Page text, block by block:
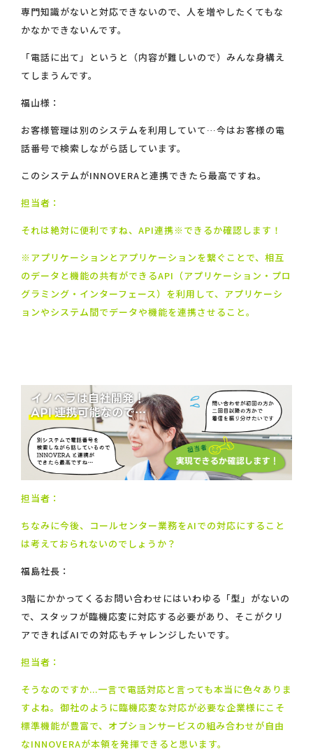
専門知識がないと対応できないので、人を増やしたくてもな
かなかできないんです。
「電話に出て」というと（内容が難しいので）みんな身構え
てしまうんです。
福山様：
お客様管理は別のシステムを利用していて…今はお客様の電
話番号で検索しながら話しています。
このシステムがINNOVERAと連携できたら最高ですね。
担当者：
それは絶対に便利ですね、API連携※できるか確認します！
※アプリケーションとアプリケーションを繋ぐことで、相互
のデータと機能の共有ができるAPI（アプリケーション・プロ
グラミング・インターフェース）を利用して、アプリケーシ
ョンやシステム間でデータや機能を連携させること。
担当者：
ちなみに今後、コールセンター業務をAIでの対応にすること
は考えておられないのでしょうか？
福島社長：
3階にかかってくるお問い合わせにはいわゆる「型」がないの
で、スタッフが臨機応変に対応する必要があり、そこがクリ
アできればAIでの対応もチャレンジしたいです。
担当者：
そうなのですか...一言で電話対応と言っても本当に色々ありま
すよね。御社のように臨機応変な対応が必要な企業様にこそ
標準機能が豊富で、オプションサービスの組み合わせが自由
なINNOVERAが本領を発揮できると思います。